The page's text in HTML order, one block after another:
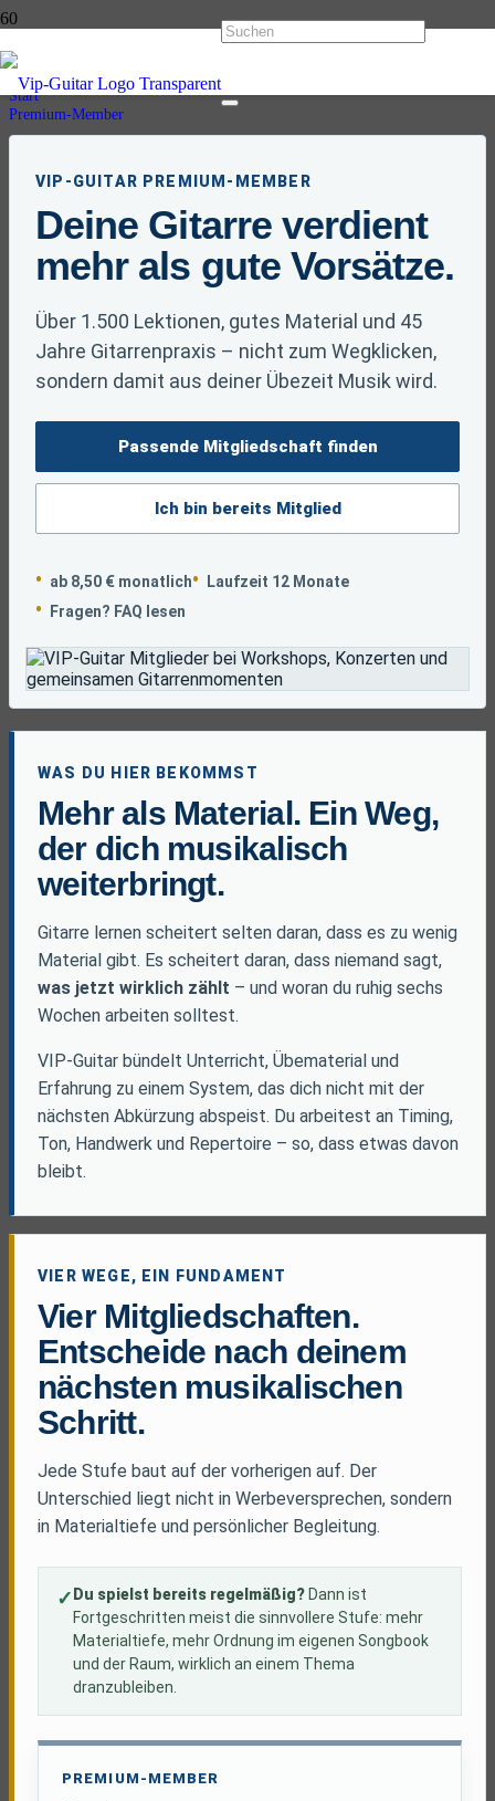
Premium-Member
Start
Premium-Member
VIP-GUITAR PREMIUM-MEMBER
Deine Gitarre verdient
mehr als gute Vorsätze.
Über 1.500 Lektionen, gutes Material und 45
Jahre Gitarrenpraxis – nicht zum Wegklicken,
sondern damit aus deiner Übezeit Musik wird.
Passende Mitgliedschaft finden
Ich bin bereits Mitglied
ab 8,50 € monatlich
Laufzeit 12 Monate
Fragen? FAQ lesen
WAS DU HIER BEKOMMST
Mehr als Material. Ein Weg,
der dich musikalisch
weiterbringt.
Gitarre lernen scheitert selten daran, dass es zu wenig
Material gibt. Es scheitert daran, dass niemand sagt,
was jetzt wirklich zählt – und woran du ruhig sechs
Wochen arbeiten solltest.
VIP-Guitar bündelt Unterricht, Übematerial und
Erfahrung zu einem System, das dich nicht mit der
nächsten Abkürzung abspeist. Du arbeitest an Timing,
Ton, Handwerk und Repertoire – so, dass etwas davon
bleibt.
VIER WEGE, EIN FUNDAMENT
Vier Mitgliedschaften.
Entscheide nach deinem
nächsten musikalischen
Schritt.
Jede Stufe baut auf der vorherigen auf. Der
Unterschied liegt nicht in Werbeversprechen, sondern
in Materialtiefe und persönlicher Begleitung.
Du spielst bereits regelmäßig? Dann ist
Fortgeschritten meist die sinnvollere Stufe: mehr
Materialtiefe, mehr Ordnung im eigenen Songbook
und der Raum, wirklich an einem Thema
dranzubleiben.
PREMIUM-MEMBER